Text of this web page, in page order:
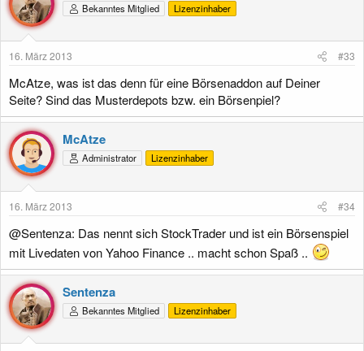
Bekanntes Mitglied Lizenzinhaber
16. März 2013 #33
McAtze, was ist das denn für eine Börsenaddon auf Deiner
Seite? Sind das Musterdepots bzw. ein Börsenpiel?
McAtze
Administrator Lizenzinhaber
16. März 2013 #34
@Sentenza: Das nennt sich StockTrader und ist ein Börsenspiel
mit Livedaten von Yahoo Finance .. macht schon Spaß ..
Sentenza
Bekanntes Mitglied Lizenzinhaber